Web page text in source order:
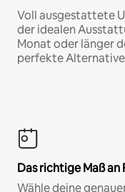
Voll ausgestattete
der idealen
Monat oder länger
perfekte
Das richtige Maß
Wähle deine